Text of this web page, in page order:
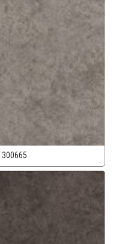
300665